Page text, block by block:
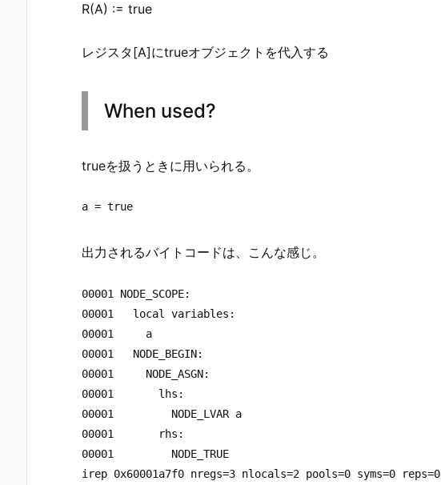
R(A) := true
レジスタ[A]にtrueオブジェクトを代入する
When used?
trueを扱うときに用いられる。
出力されるバイトコードは、こんな感じ。
00001 NODE_SCOPE:
00001   local variables:
00001     a
00001   NODE_BEGIN:
00001     NODE_ASGN:
00001       lhs:
00001         NODE_LVAR a
00001       rhs:
00001         NODE_TRUE
irep 0x60001a7f0 nregs=3 nlocals=2 pools=0 syms=0 reps=0